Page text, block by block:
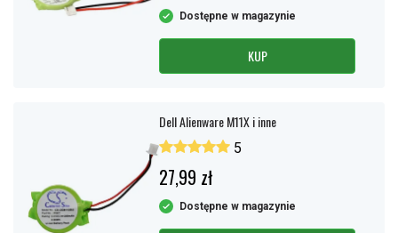
Dostępne w magazynie
KUP
Dell Alienware M11X i inne
5
27,99 zł
Dostępne w magazynie